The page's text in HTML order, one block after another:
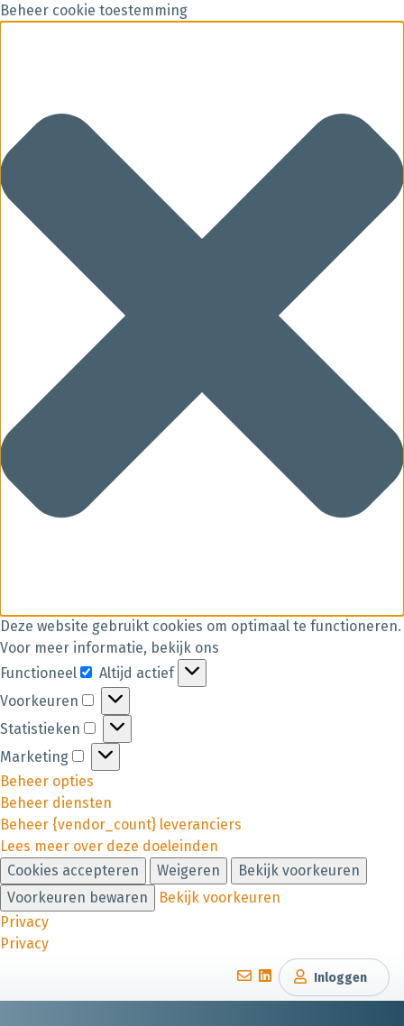
Beheer cookie toestemming
Deze website gebruikt cookies om optimaal te functioneren.
Voor meer informatie, bekijk ons
Functioneel
Altijd actief
Voorkeuren
Statistieken
Marketing
Beheer opties
Beheer diensten
Beheer {vendor_count} leveranciers
Lees meer over deze doeleinden
Cookies accepteren
Weigeren
Bekijk voorkeuren
Voorkeuren bewaren
Bekijk voorkeuren
Privacy
Privacy
Inloggen